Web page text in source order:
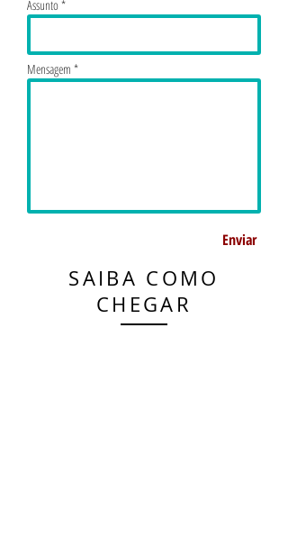
Assunto *
Mensagem *
Enviar
SAIBA COMO
CHEGAR